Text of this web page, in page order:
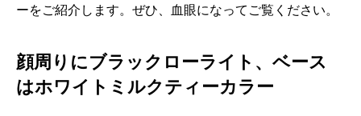
ーをご紹介します。ぜひ、血眼になってご覧ください。
顔周りにブラックローライト、ベース
はホワイトミルクティーカラー